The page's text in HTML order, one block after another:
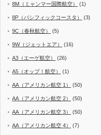
8M（ミャンマー国際航空） (1)
8P（パシフィックコースタ） (3)
9C（春秋航空） (5)
9W（ジェットエア） (16)
A3（エーゲ航空） (26)
A5（オップ！航空） (1)
AA（アメリカン航空 1） (50)
AA（アメリカン航空 2） (50)
AA（アメリカン航空 3） (50)
AA（アメリカン航空 4） (7)